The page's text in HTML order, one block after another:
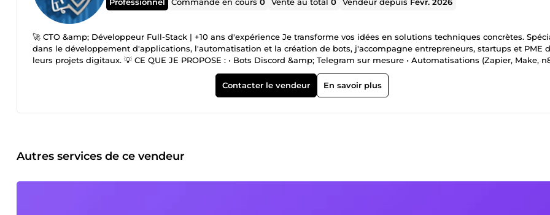
🚀 CTO &amp; Développeur Full-Stack | +10 ans d'expérience Je transforme vos idées en solutions techniques concrètes.
dans le développement d'applications, l'automatisation et la création de bots, j'accompagne entrepreneurs, startups et PME
leurs projets digitaux. 💡 CE QUE JE PROPOSE : • Bots Discord &amp; Telegram sur mesure • Automatisations (Zapier, Make,
Scraping &amp; extraction de données • Développement MVP &amp; applications SaaS • Conseil technique &amp; architecture
POURQUOI ME CHOISIR : • Code propre et professionnel • Communication claire et réactive • Livraison dans les délais • Support
après livraison Décrivez-moi votre projet, je vous réponds rapidement avec une solution adaptée !
Contacter le vendeur En savoir plus
Autres services de ce vendeur